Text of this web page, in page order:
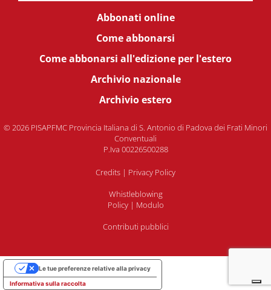
Abbonati online
Come abbonarsi
Come abbonarsi all'edizione per l'estero
Archivio nazionale
Archivio estero
© 2026 PISAPFMC Provincia Italiana di S. Antonio di Padova dei Frati Minori
Conventuali
P.Iva 00226500288
Credits | Privacy Policy
Whistleblowing
Policy| Modulo
Contributi pubblici
Informativa sulla raccolta
Le tue preferenze relative alla privacy